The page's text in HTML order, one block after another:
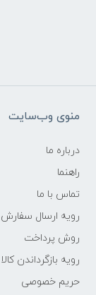
منوی وب‌سایت
درباره ما
راهنما
تماس با ما
رویه ارسال سفارش
روش پرداخت
رویه‌ بازگرداندن کالا
حریم خصوصی